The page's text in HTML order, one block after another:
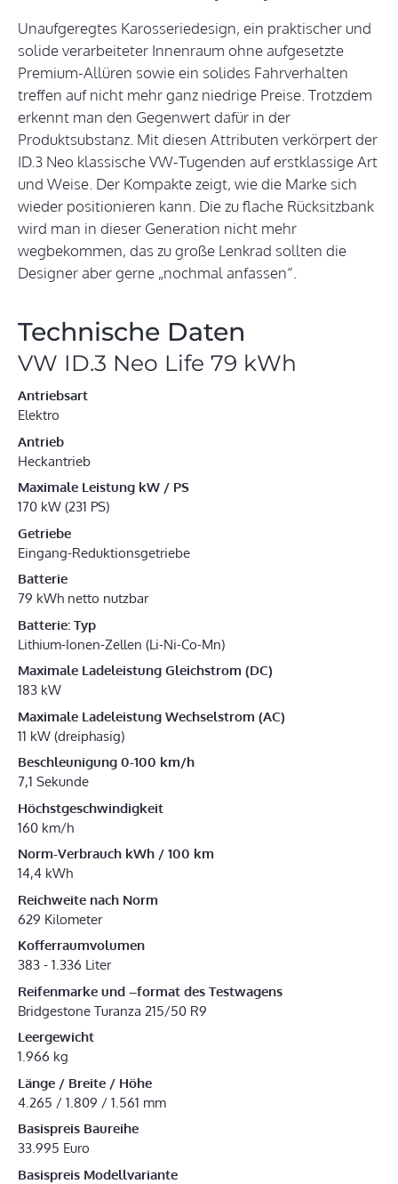
Unaufgeregtes Karosseriedesign, ein praktischer und
solide verarbeiteter Innenraum ohne aufgesetzte
Premium-Allüren sowie ein solides Fahrverhalten
treffen auf nicht mehr ganz niedrige Preise. Trotzdem
erkennt man den Gegenwert dafür in der
Produktsubstanz. Mit diesen Attributen verkörpert der
ID.3 Neo klassische VW-Tugenden auf erstklassige Art
und Weise. Der Kompakte zeigt, wie die Marke sich
wieder positionieren kann. Die zu flache Rücksitzbank
wird man in dieser Generation nicht mehr
wegbekommen, das zu große Lenkrad sollten die
Designer aber gerne „nochmal anfassen“.
Technische Daten
VW ID.3 Neo Life 79 kWh
Antriebsart
Elektro
Antrieb
Heckantrieb
Maximale Leistung kW / PS
170 kW (231 PS)
Getriebe
Eingang-Reduktionsgetriebe
Batterie
79 kWh netto nutzbar
Batterie: Typ
Lithium-Ionen-Zellen (Li-Ni-Co-Mn)
Maximale Ladeleistung Gleichstrom (DC)
183 kW
Maximale Ladeleistung Wechselstrom (AC)
11 kW (dreiphasig)
Beschleunigung 0-100 km/h
7,1 Sekunde
Höchstgeschwindigkeit
160 km/h
Norm-Verbrauch kWh / 100 km
14,4 kWh
Reichweite nach Norm
629 Kilometer
Kofferraumvolumen
383 - 1.336 Liter
Reifenmarke und –format des Testwagens
Bridgestone Turanza 215/50 R9
Leergewicht
1.966 kg
Länge / Breite / Höhe
4.265 / 1.809 / 1.561 mm
Basispreis Baureihe
33.995 Euro
Basispreis Modellvariante